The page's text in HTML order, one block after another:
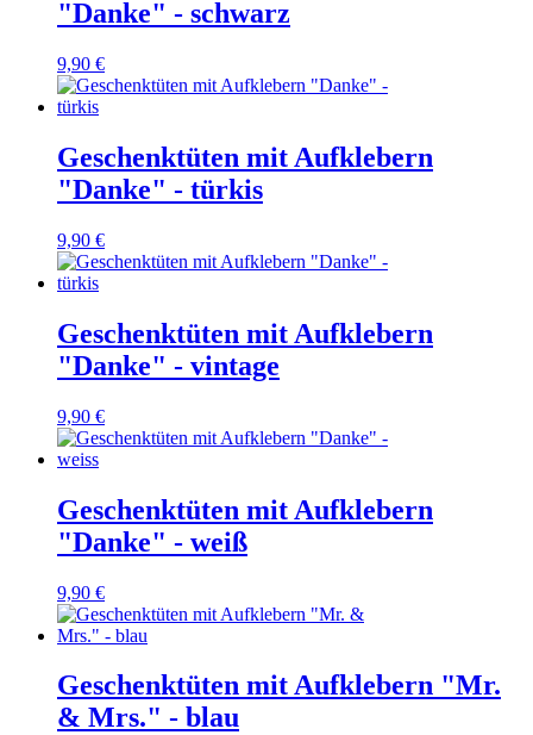
"Danke" - schwarz
9,90 €
Geschenktüten mit Aufklebern
"Danke" - türkis
9,90 €
Geschenktüten mit Aufklebern
"Danke" - vintage
9,90 €
Geschenktüten mit Aufklebern
"Danke" - weiß
9,90 €
Geschenktüten mit Aufklebern "Mr.
& Mrs." - blau